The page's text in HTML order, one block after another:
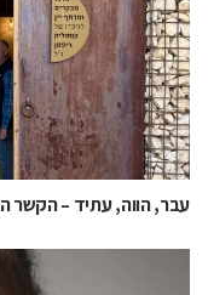
עבר, הווה, עתיד – הקשר